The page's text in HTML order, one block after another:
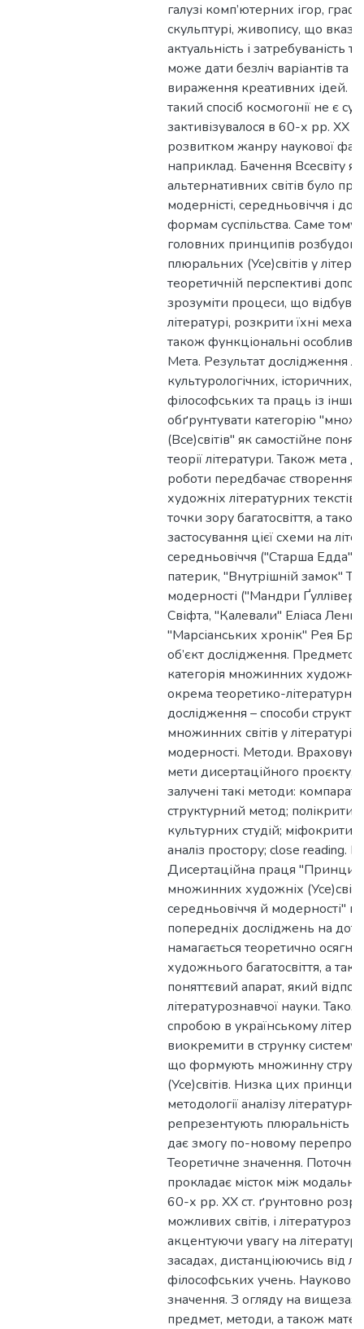
галузі комп’ютерних ігор,
скульптурі, живопису, що
актуальність і затребуваність
може дати безліч варіантів та
вираження креативних ідей.
такий спосіб космогонії не є
зактивізувалося в 60-х рр. ХХ
розвитком жанру наукової
наприклад. Бачення Всесвіту
альтернативних світів було
модерністі, середньовіччя і
формам суспільства. Саме тому
головних принципів
плюральних (Усе)світів у
теоретичній перспективі
зрозуміти процеси, що
літературі, розкрити їхні
також функціональні
Мета. Результат дослідження
культурологічних, історичних,
філософських та праць із
обґрунтувати категорію
(Все)світів" як самостійне
теорії літератури. Також мета
роботи передбачає створення
художніх літературних
точки зору багатосвіття, а
застосування цієї схеми на
середньовіччя ("Старша
патерик, "Внутрішній замок"
модерності ("Мандри
Свіфта, "Калевали" Еліаса
"Марсіанських хронік" Рея
об’єкт дослідження.
категорія множинних художніх
окрема теоретико-літературна
дослідження – способи
множинних світів у літературі
модерності. Методи.
мети дисертаційного проєкту,
залучені такі методи:
структурний метод;
культурних студій;
аналіз простору; close reading.
Дисертаційна праця
множинних художніх
середньовіччя й модерності"
попередніх досліджень на
намагається теоретично
художнього багатосвіття, а
поняттєвий апарат, який
літературознавчої науки.
спробою в українському
виокремити в струнку систему
що формують множинну
(Усе)світів. Низка цих
методології аналізу
репрезентують плюральність
дає змогу по-новому
Теоретичне значення. Поточне
прокладає місток між
60-х рр. ХХ ст. ґрунтовно
можливих світів, і
акцентуючи увагу на
засадах, дистанціюючись від
філософських учень. Науково-
значення. З огляду на
предмет, методи, а також